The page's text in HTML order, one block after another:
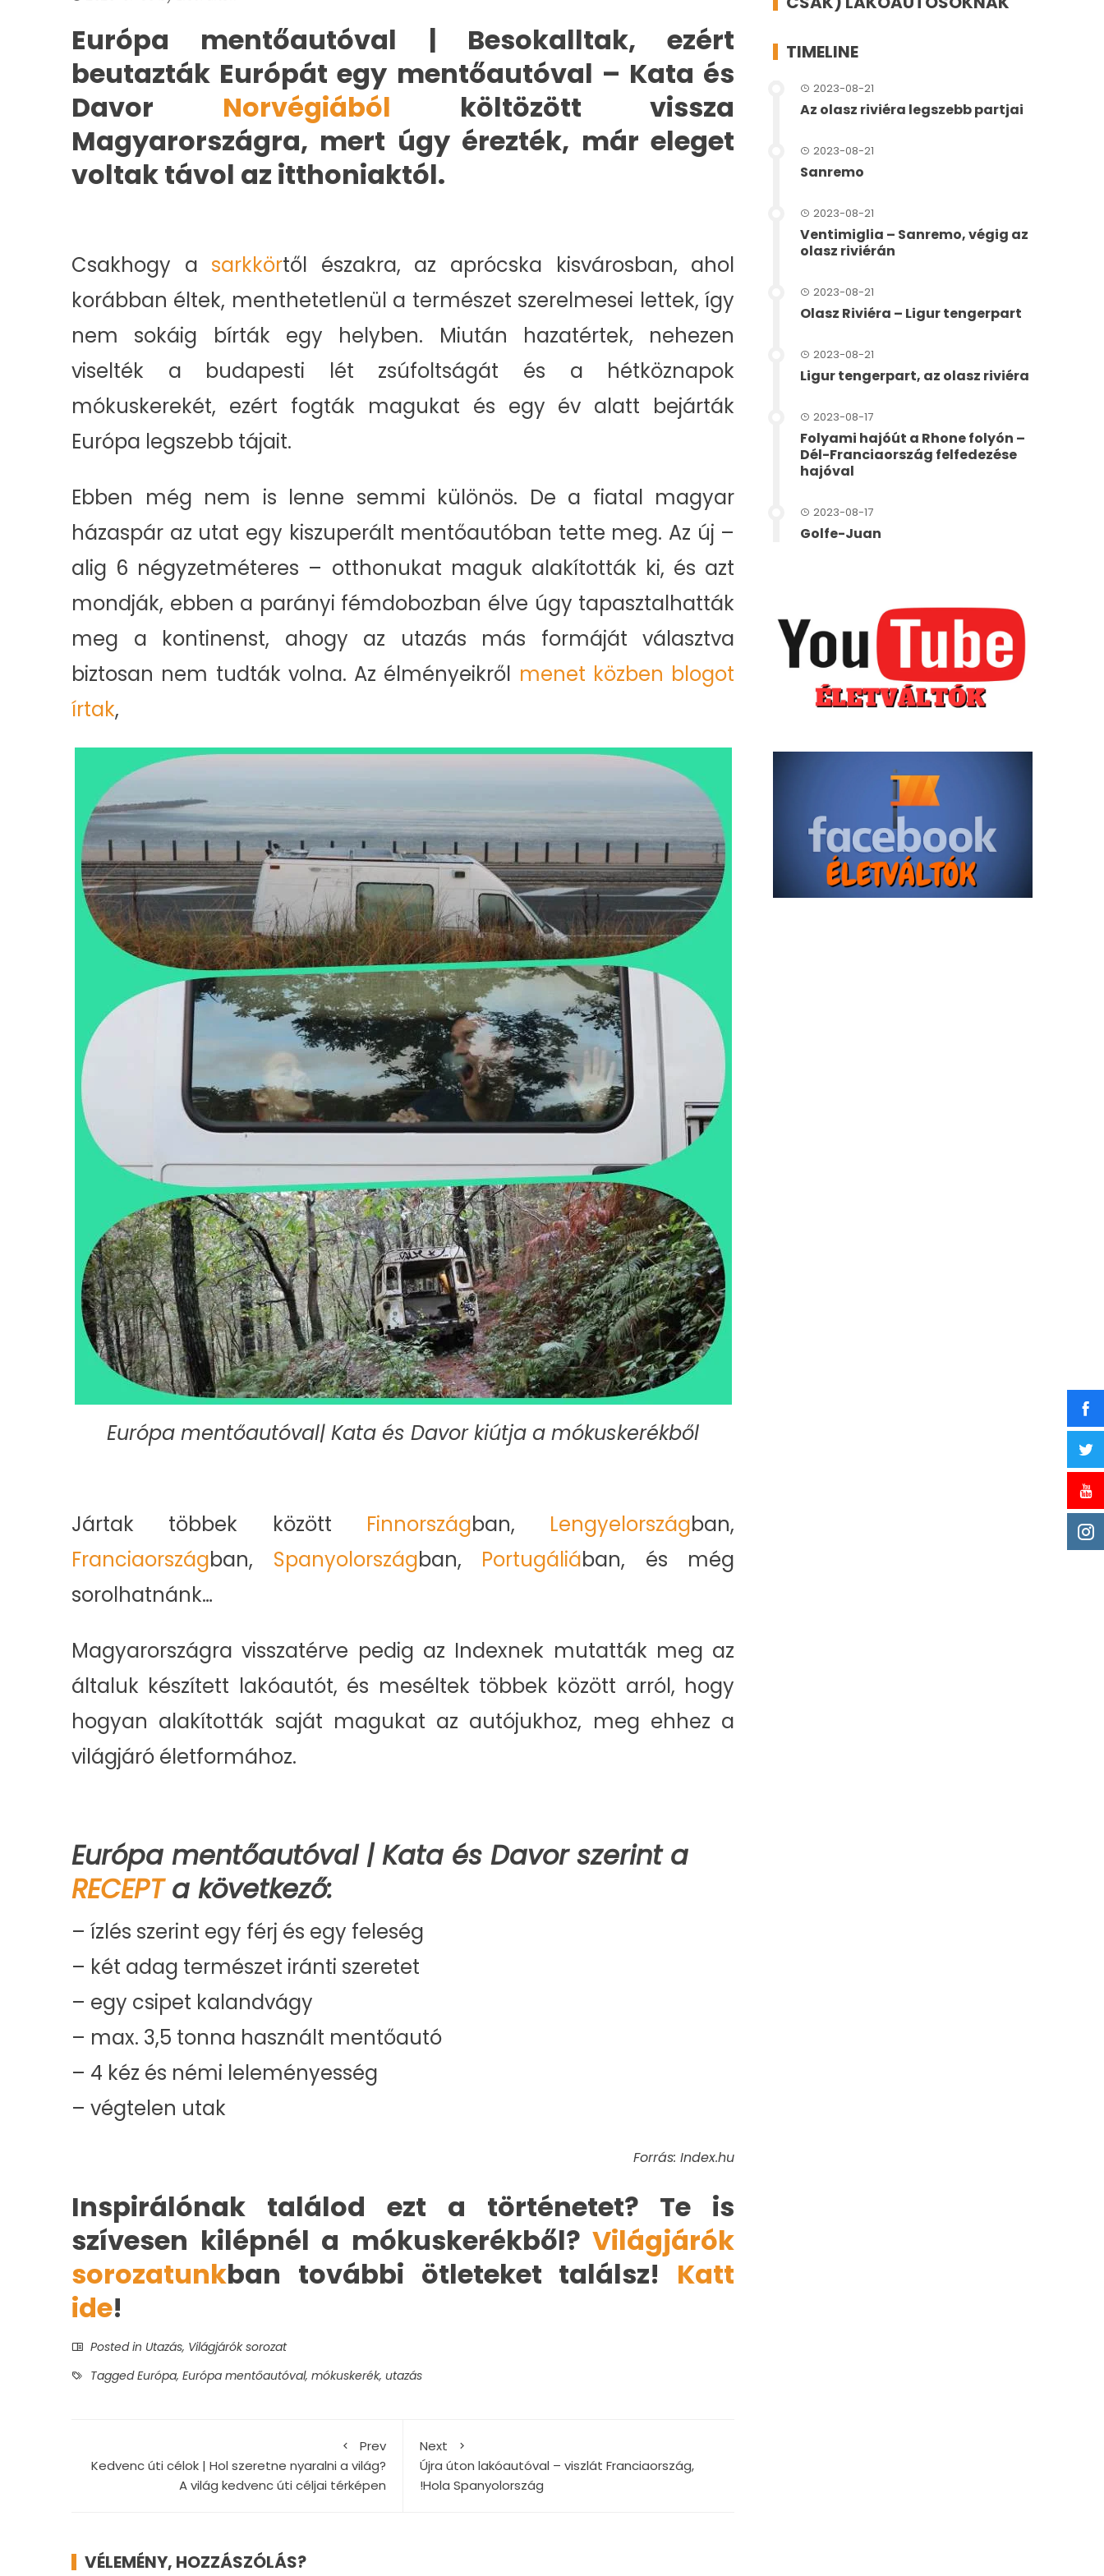
Európa mentőautóval | Besokalltak, ezért
beutazták Európát egy mentőautóval – Kata és
Davor Norvégiából költözött vissza
Magyarországra, mert úgy érezték, már eleget
voltak távol az itthoniaktól.
Csakhogy a sarkkörtől északra, az aprócska kisvárosban, ahol
korábban éltek, menthetetlenül a természet szerelmesei lettek, így
nem sokáig bírták egy helyben. Miután hazatértek, nehezen
viselték a budapesti lét zsúfoltságát és a hétköznapok
mókuskerekét, ezért fogták magukat és egy év alatt bejárták
Európa legszebb tájait.
Ebben még nem is lenne semmi különös. De a fiatal magyar
házaspár az utat egy kiszuperált mentőautóban tette meg. Az új –
alig 6 négyzetméteres – otthonukat maguk alakították ki, és azt
mondják, ebben a parányi fémdobozban élve úgy tapasztalhatták
meg a kontinenst, ahogy az utazás más formáját választva
biztosan nem tudták volna. Az élményeikről menet közben blogot
írtak,
Európa mentőautóval| Kata és Davor kiútja a mókuskerékből
Jártak többek között Finnországban, Lengyelországban,
Franciaországban, Spanyolországban, Portugáliában, és még
sorolhatnánk…
Magyarországra visszatérve pedig az Indexnek mutatták meg az
általuk készített lakóautót, és meséltek többek között arról, hogy
hogyan alakították saját magukat az autójukhoz, meg ehhez a
világjáró életformához.
Európa mentőautóval | Kata és Davor szerint a
RECEPTa következő:
– ízlés szerint egy férj és egy feleség
– két adag természet iránti szeretet
– egy csipet kalandvágy
– max. 3,5 tonna használt mentőautó
– 4 kéz és némi leleményesség
– végtelen utak
Forrás: Index.hu
Inspirálónak találod ezt a történetet? Te is
szívesen kilépnél a mókuskerékből?Világjárók
sorozatunkban további ötleteket találsz! Katt
ide!
Posted in Utazás, Világjárók sorozat
TaggedEurópa, Európa mentőautóval, mókuskerék, utazás
Prev
Kedvenc úti célok | Hol szeretne nyaralni a világ?
A világ kedvenc úti céljai térképen
Next
Újra úton lakóautóval – viszlát Franciaország,
!Hola Spanyolország
VÉLEMÉNY, HOZZÁSZÓLÁS?
TIMELINE
2023-08-21
Az olasz riviéra legszebb partjai
2023-08-21
Sanremo
2023-08-21
Ventimiglia – Sanremo, végig az
olasz riviérán
2023-08-21
Olasz Riviéra – Ligur tengerpart
2023-08-21
Ligur tengerpart, az olasz riviéra
2023-08-17
Folyami hajóút a Rhone folyón –
Dél-Franciaország felfedezése
hajóval
2023-08-17
Golfe-Juan